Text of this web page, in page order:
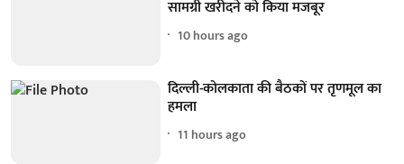
सामग्री खरीदने को किया मजबूर
10 hours ago
दिल्ली-कोलकाता की बैठकों पर तृणमूल का
हमला
11 hours ago